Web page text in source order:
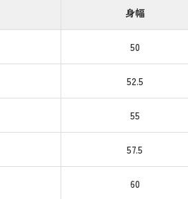
身幅
50
52.5
55
57.5
60